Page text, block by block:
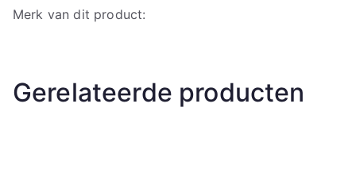
Merk van dit product:
Gerelateerde producten